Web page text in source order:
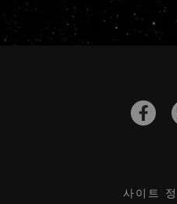
사이트